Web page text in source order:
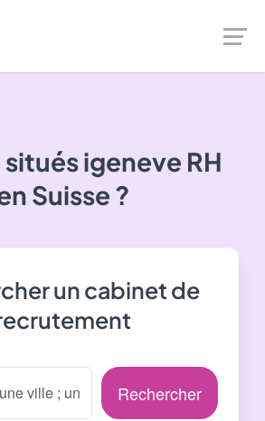
situésigeneve RH
Suisse ?
un cabinet de
Rechercher